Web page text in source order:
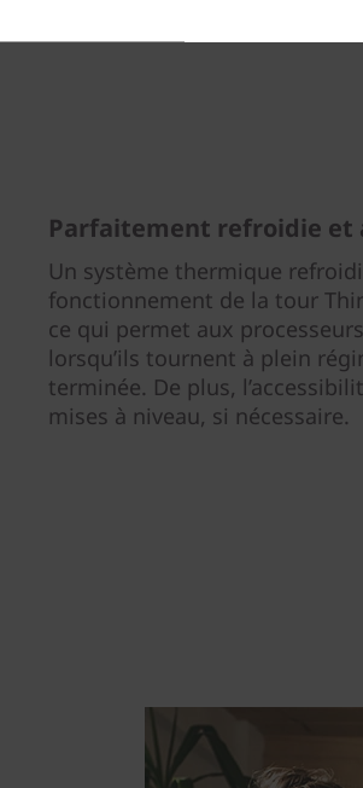
Parfaitement refroidie et
Un système thermique
fonctionnement de la tour
ce qui permet aux
lorsqu’ils tournent à plein
terminée. De plus,
mises à niveau, si nécessaire.